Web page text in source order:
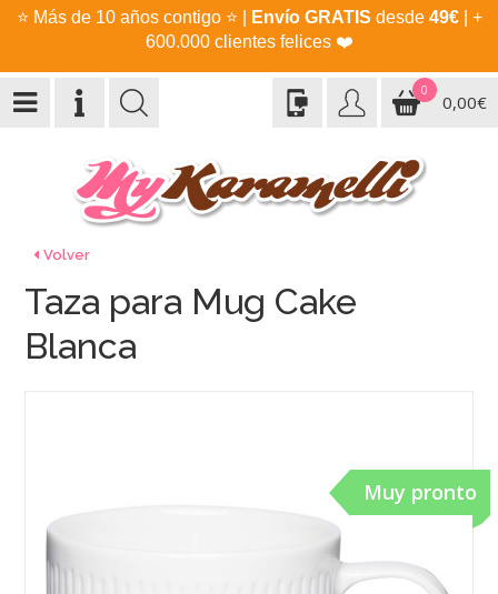
⭐ Más de 10 años contigo ⭐ Envío GRATIS desde 49€| +
600.000 clientes felices ❤️
0
0,00€
Volver
Muy pronto
Taza para Mug Cake
Blanca